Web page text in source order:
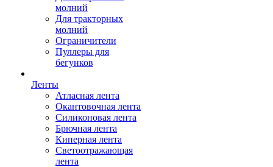
молний
Для тракторных
молний
Ограничители
Пуллеры для
бегунков
Ленты
Атласная лента
Окантовочная лента
Силиконовая лента
Брючная лента
Киперная лента
Светоотражающая
лента